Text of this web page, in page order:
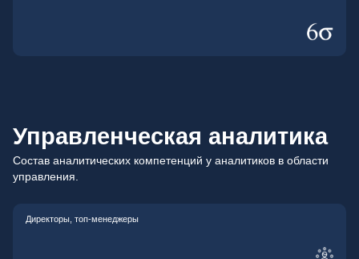
Управленческая аналитика
Состав аналитических компетенций у аналитиков в области
управления.
Директоры, топ-менеджеры